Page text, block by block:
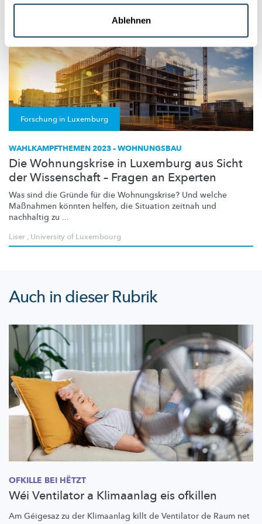
Ablehnen
Forschung in Luxemburg
WAHLKAMPFTHEMEN 2023 – WOHNUNGSBAU
Die Wohnungskrise in Luxemburg aus Sicht
der Wissenschaft – Fragen an Experten
Was sind die Gründe für die Wohnungskrise? Und welche
Maßnahmen könnten helfen, die Situation zeitnah und
nachhaltig zu ...
Liser , University of Luxembourg
Auch in dieser Rubrik
OFKILLE BEI HËTZT
Wéi Ventilator a Klimaanlag eis ofkillen
Am Géigesaz zu der Klimaanlag killt de Ventilator de Raum net